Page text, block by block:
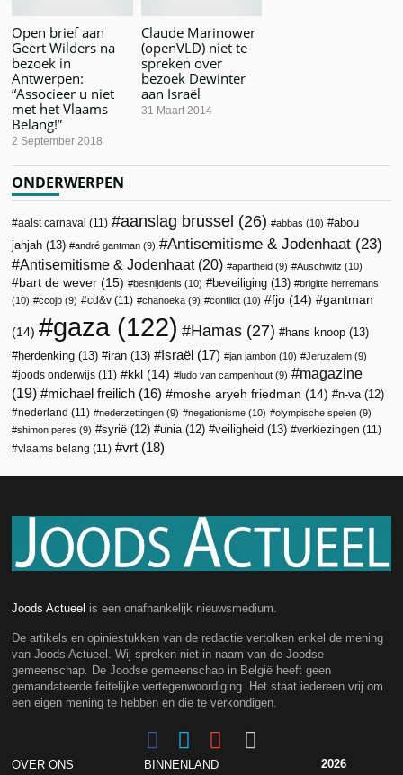
Open brief aan
Geert Wilders na
bezoek in
Antwerpen:
“Associeer u niet
met het Vlaams
Belang!”
2 September 2018
Claude Marinower
(openVLD) niet te
spreken over
bezoek Dewinter
aan Israël
31 Maart 2014
ONDERWERPEN
aalst carnaval (11) aanslag brussel (26) abbas (10)
abou
jahjah (13) andré gantman (9) Antisemitisme & Jodenhaat (23)
Antisemitisme & Jodenhaat(20) apartheid (9) Auschwitz (10)
bart de wever (15) besnijdenis (10) beveiliging (13)
brigitte herremans
(10)
ccojb (9) cd&v (11) chanoeka (9) conflict (10) fjo (14) gantman
(14) gaza(122) Hamas (27) hans knoop (13)
herdenking (13) iran (13) Israël (17) jan jambon (10) Jeruzalem (9)
joods onderwijs (11) kkl (14) ludo van campenhout (9)
magazine
(19)
michael freilich (16) moshe aryeh friedman (14) n-va(12)
nederland (11) nederzettingen (9) negationisme (10) olympische spelen (9)
shimon peres (9) syrië (12) unia(12) veiligheid (13) verkiezingen (11)
vlaams belang (11) vrt (18)
Joods Actueel is een onafhankelijk nieuwsmedium.
De artikels en opiniestukken van de redactie vertolken enkel de mening
van Joods Actueel. Wij spreken niet in naam van de Joodse
gemeenschap. De Joodse gemeenschap in België heeft geen
gemandateerde feitelijke vertegenwoordiging. Het staat iedereen vrij om
een eigen mening te hebben en die te verkondigen.
OVER ONS
BINNENLAND
2026